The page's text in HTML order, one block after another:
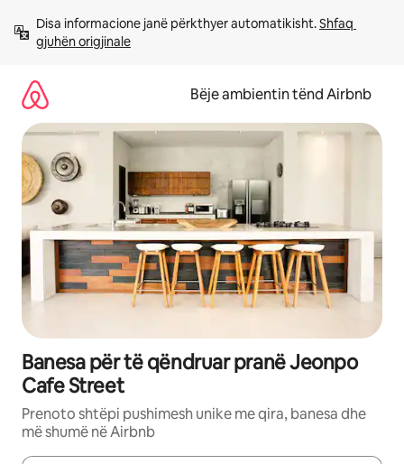
përmbajtja
Disa informacione janë përkthyer automatikisht. Shfaq
gjuhën origjinale
Bëje ambientin tënd Airbnb
Banesa për të qëndruar pranë Jeonpo
Cafe Street
Prenoto shtëpi pushimesh unike me qira, banesa dhe
më shumë në Airbnb